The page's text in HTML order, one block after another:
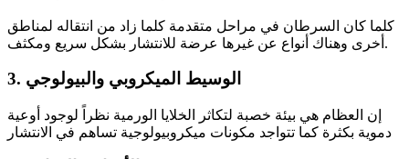
كلما كان السرطان في مراحل متقدمة كلما زاد من انتقاله لمناطق
أخرى وهناك أنواع عن غيرها عرضة للانتشار بشكل سريع ومكثف.
3. الوسيط الميكروبي والبيولوجي
إن العظام هي بيئة خصبة لتكاثر الخلايا الورمية نظراً لوجود أوعية
دموية بكثرة كما تتواجد مكونات ميكروبيولوجية تساهم في الانتشار